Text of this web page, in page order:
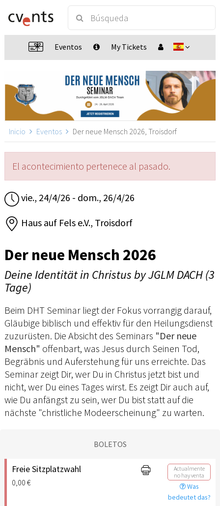
Eventos My Tickets
Inicio Eventos Der neue Mensch 2026, Troisdorf
El acontecimiento pertenece al pasado.
vie., 24/4/26 - dom., 26/4/26
Haus auf Fels e.V., Troisdorf
Der neue Mensch 2026
Deine Identität in Christus by JGLM DACH (3
Tage)
Beim DHT Seminar liegt der Fokus vorrangig darauf,
Gläubige biblisch und effektiv für den Heilungsdienst
zuzurüsten. Die Absicht des Seminars "Der neue
Mensch" offenbart, was Jesus durch Seinen Tod,
Begräbnis und Auferstehung für uns erreichte. Das
Seminar zeigt Dir, wer Du in Christus jetzt bist und
nicht, wer Du eines Tages wirst. Es zeigt Dir auch auf,
wie Du anfängst zu sein, wer Du bist statt auf die
nächste "christliche Modeerscheinung" zu warten.
BOLETOS
Freie Sitzplatzwahl
0,00 €
Actualmente
no hay venta
Was
bedeutet das?